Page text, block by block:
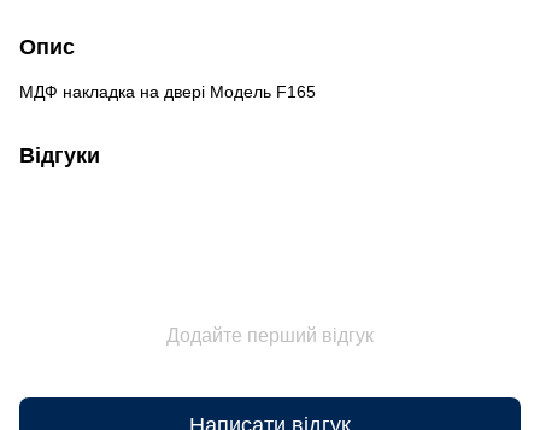
Опис
МДФ накладка на двері Модель F165
Відгуки
Додайте перший відгук